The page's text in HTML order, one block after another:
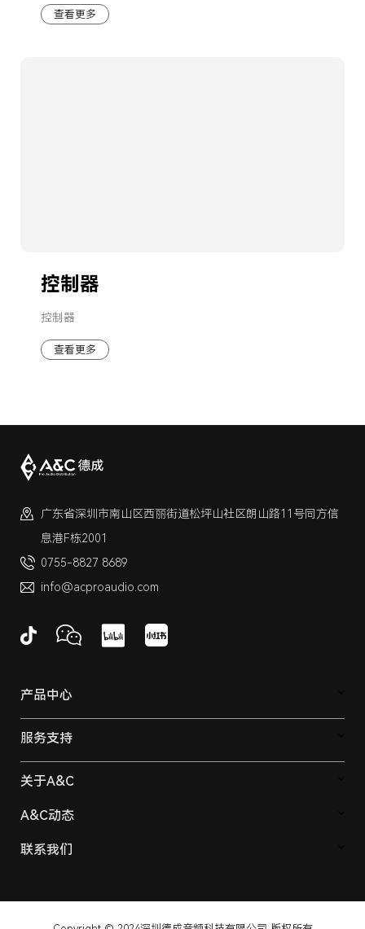
查看更多
控制器
控制器
查看更多
广东省深圳市南山区西丽街道松坪山社区朗山路11号同方信
息港F栋2001
0755-8827 8689
info@acproaudio.com
产品中心
服务支持
关于A&C
A&C动态
联系我们